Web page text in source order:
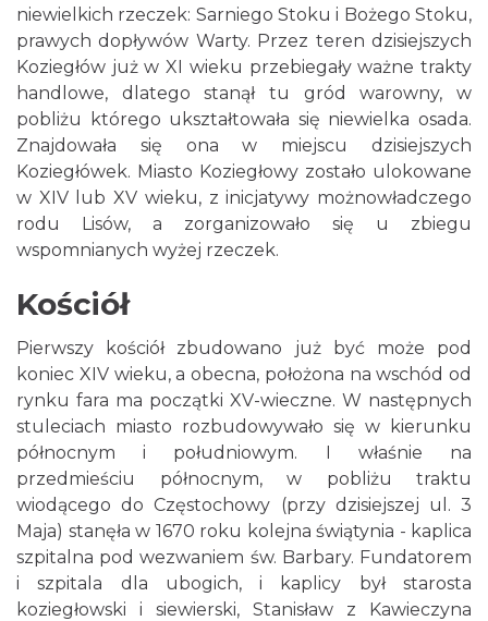
niewielkich rzeczek: Sarniego Stoku i Bożego Stoku,
prawych dopływów Warty. Przez teren dzisiejszych
Koziegłów już w XI wieku przebiegały ważne trakty
handlowe, dlatego stanął tu gród warowny, w
pobliżu którego ukształtowała się niewielka osada.
Znajdowała się ona w miejscu dzisiejszych
Koziegłówek. Miasto Koziegłowy zostało ulokowane
w XIV lub XV wieku, z inicjatywy możnowładczego
rodu Lisów, a zorganizowało się u zbiegu
wspomnianych wyżej rzeczek.
Kościół
Pierwszy kościół zbudowano już być może pod
koniec XIV wieku, a obecna, położona na wschód od
rynku fara ma początki XV-wieczne. W następnych
stuleciach miasto rozbudowywało się w kierunku
północnym i południowym. I właśnie na
przedmieściu północnym, w pobliżu traktu
wiodącego do Częstochowy (przy dzisiejszej ul. 3
Maja) stanęła w 1670 roku kolejna świątynia - kaplica
szpitalna pod wezwaniem św. Barbary. Fundatorem
i szpitala dla ubogich, i kaplicy był starosta
koziegłowski i siewierski, Stanisław z Kawieczyna